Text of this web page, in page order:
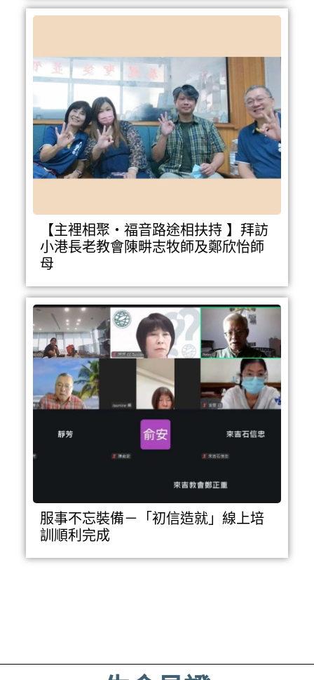
【主裡相聚・福音路途相扶持 】拜訪
小港長老教會陳畊志牧師及鄭欣怡師
母
服事不忘裝備－「初信造就」線上培
訓順利完成